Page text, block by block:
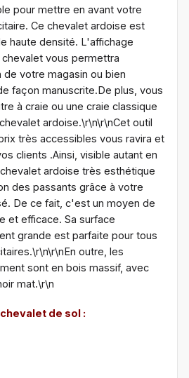
pour mettre en avant votre
Ce chevalet ardoise est
haute densité. L'affichage
vous permettra
votre magasin ou bien
façon manuscrite.De plus, vous
à craie ou une craie classique
ardoise.\r\n\r\nCet outil
très accessibles vous ravira et
clients .Ainsi, visible autant en
ardoise très esthétique
des passants grâce à votre
De ce fait, c'est un moyen de
et efficace. Sa surface
grande est parfaite pour tous
outre, les
sont en bois massif, avec
mat.\r\n
de sol :